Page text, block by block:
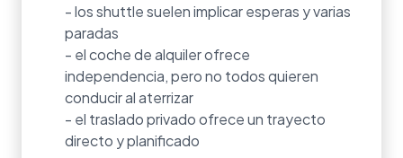
- los shuttle suelen implicar esperas y varias
paradas
- el coche de alquiler ofrece
independencia, pero no todos quieren
conducir al aterrizar
- el traslado privado ofrece un trayecto
directo y planificado